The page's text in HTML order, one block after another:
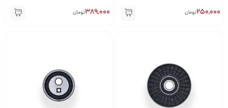
250,000تومان 389,000تومان